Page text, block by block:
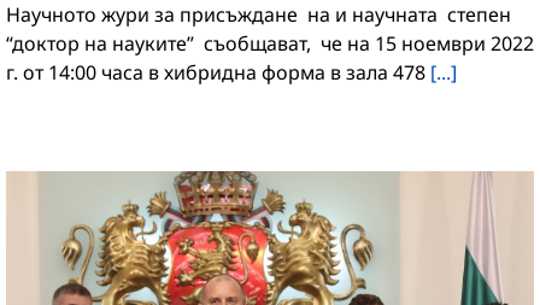
Научното жури за присъждане на и научната степен
“доктор на науките” съобщават, че на 15 ноември 2022
г. от 14:00 часа в хибридна форма в зала 478 [...]